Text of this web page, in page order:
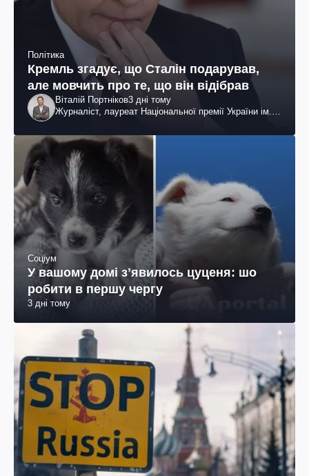
Політика
Кремль згадує, що Сталін подарував,
але мовчить про те, що він відібрав
Віталій Портніков3 дні тому
Журналіст, лауреат Національної премії України ім.
Соціум
У вашому домі зʼявилось цуценя: шо
робити в першу чергу
3 дні тому